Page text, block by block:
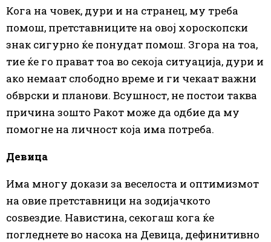
Кога на човек, дури и на странец, му треба
помош, претставниците на овој хороскопски
знак сигурно ќе понудат помош. Згора на тоа,
тие ќе го прават тоа во секоја ситуација, дури и
ако немаат слободно време и ги чекаат важни
обврски и планови. Всушност, не постои таква
причина зошто Ракот може да одбие да му
помогне на личност која има потреба.
Девица
Има многу докази за веселоста и оптимизмот
на овие претставници на зодијачкото
соѕвездие. Навистина, секогаш кога ќе
погледнете во насока на Девица, дефинитивно